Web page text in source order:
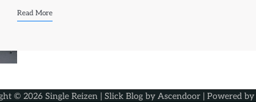
Read More
© 2026 Single Reizen| Slick Blog by Ascendoor| Powered by